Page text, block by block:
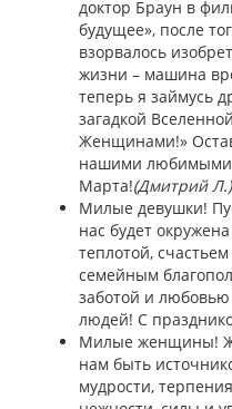
доктор Браун в
будущее», после
взорвалось
жизни – машина
теперь я займусь
загадкой
Женщинами!»
нашими любимыми
Марта!(Дмитрий Л.)
Милые девушки!
нас будет
теплотой,
семейным
заботой и любовью
людей! С
Милые женщины!
нам быть
мудрости,